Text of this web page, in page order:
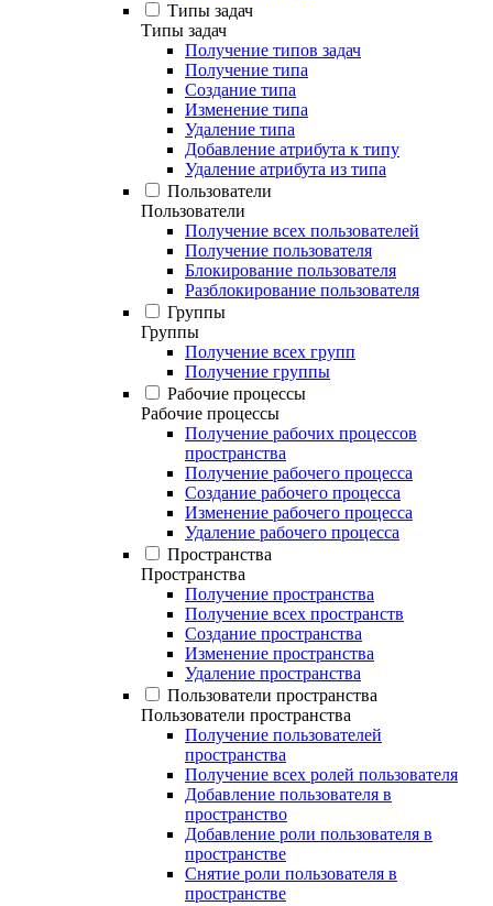
Типы задач
Типы задач
Получение типов задач
Получение типа
Создание типа
Изменение типа
Удаление типа
Добавление атрибута к типу
Удаление атрибута из типа
Пользователи
Пользователи
Получение всех пользователей
Получение пользователя
Блокирование пользователя
Разблокирование пользователя
Группы
Группы
Получение всех групп
Получение группы
Рабочие процессы
Рабочие процессы
Получение рабочих процессов
пространства
Получение рабочего процесса
Создание рабочего процесса
Изменение рабочего процесса
Удаление рабочего процесса
Пространства
Пространства
Получение пространства
Получение всех пространств
Создание пространства
Изменение пространства
Удаление пространства
Пользователи пространства
Пользователи пространства
Получение пользователей
пространства
Получение всех ролей пользователя
Добавление пользователя в
пространство
Добавление роли пользователя в
пространстве
Снятие роли пользователя в
пространстве